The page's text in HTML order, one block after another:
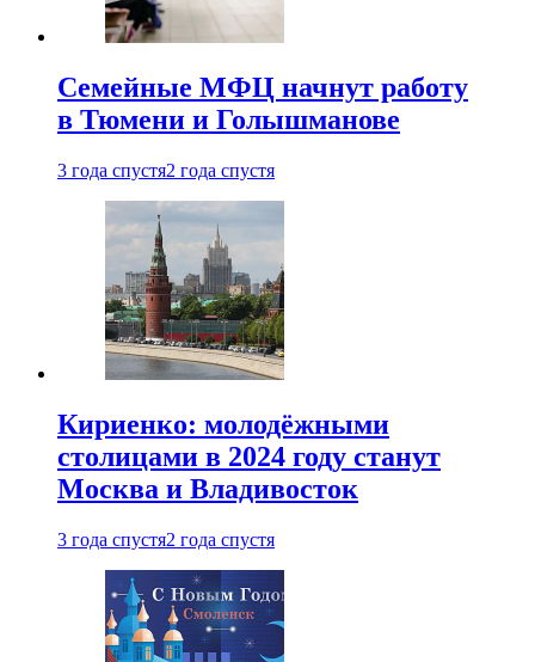
Семейные МФЦ начнут работу
в Тюмени и Голышманове
3 года спустя2 года спустя
Кириенко: молодёжными
столицами в 2024 году станут
Москва и Владивосток
3 года спустя2 года спустя